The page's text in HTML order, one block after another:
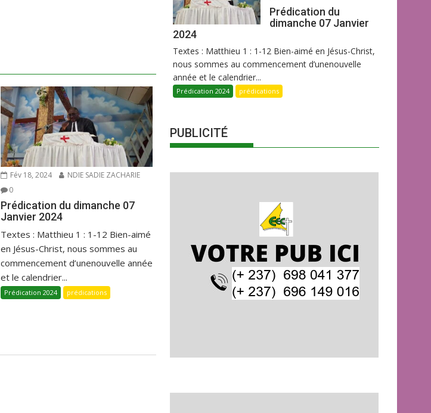
Fév 18, 2024
NDIE SADIE ZACHARIE
0
Prédication du dimanche 07
Janvier 2024
Textes : Matthieu 1 : 1-12 Bien-aimé
en Jésus-Christ, nous sommes au
commencement d’unenouvelle année
et le calendrier...
Prédication 2024 prédications
Prédication du
dimanche 07 Janvier
2024
Textes : Matthieu 1 : 1-12 Bien-aimé en Jésus-Christ,
nous sommes au commencement d’unenouvelle
année et le calendrier...
Prédication 2024 prédications
PUBLICITÉ